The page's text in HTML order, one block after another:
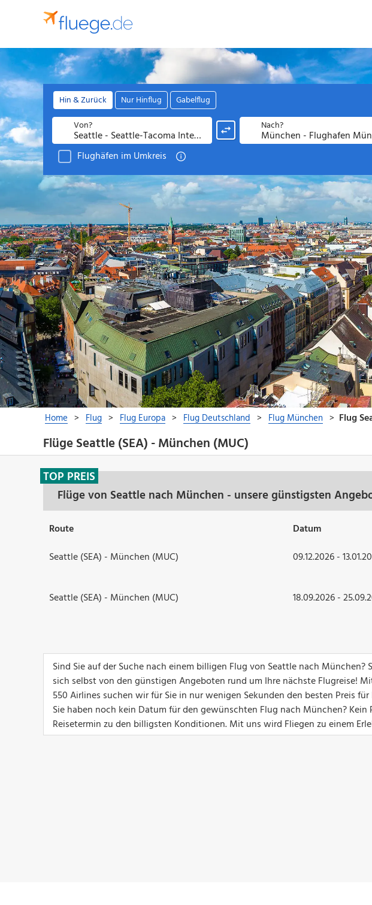
Flüge Seattle (SEA) - München (MUC)
Flüge von Seattle nach München - unsere günstigsten
TOP PREIS
Route Datum
Seattle (SEA) - München (MUC)
09.12.2026 -
Seattle (SEA) - München (MUC) 18.09.2026 -
Sind Sie auf der Suche nach einem billigen Flug von Seattle nach München?
sich selbst von den günstigen Angeboten rund um Ihre nächste Flugreise!
550 Airlines suchen wir für Sie in nur wenigen Sekunden den besten Preis
Sie haben noch kein Datum für den gewünschten Flug nach München?
Reisetermin zu den billigsten Konditionen. Mit uns wird Fliegen zu einem